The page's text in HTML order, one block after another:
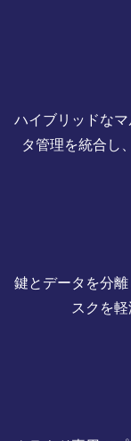
ハイブリッドな
タ管理を統合し
鍵とデータを分
スクを